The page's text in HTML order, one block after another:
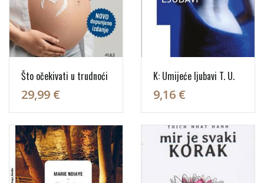
Što očekivati u trudnoći
29,99 €
K: Umijeće ljubavi T. U.
9,16 €